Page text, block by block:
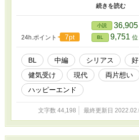
れ、最終的にはラブラブハッピーな中編で
トノベルズにも同時投稿しています。 ※）
っちが軽くある程度です。いつもほどは濃
24h.ポイント
7pt
小説 36,905
BL 9,751
BL 中編 シリアス
健気受け
現代
両片想い
ハッピーエンド
文字数 44,198 最終更新日